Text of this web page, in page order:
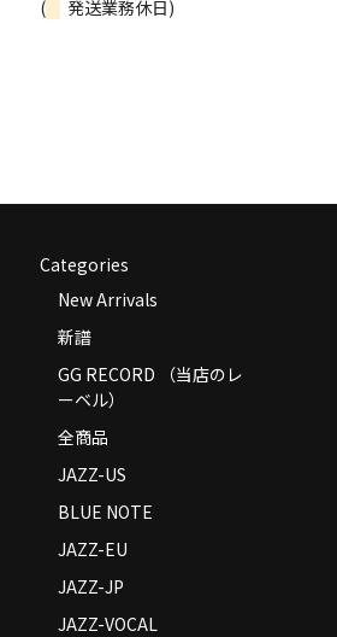
(
発送業務休日)
Categories
New Arrivals
新譜
GG RECORD （当店のレ
ーベル）
全商品
JAZZ-US
BLUE NOTE
JAZZ-EU
JAZZ-JP
JAZZ-VOCAL